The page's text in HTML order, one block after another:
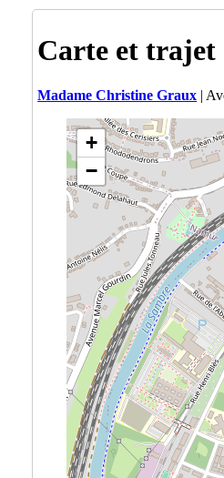
Carte et trajet
Madame Christine Graux |
+
−